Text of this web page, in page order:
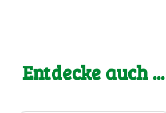
Entdecke auch ...